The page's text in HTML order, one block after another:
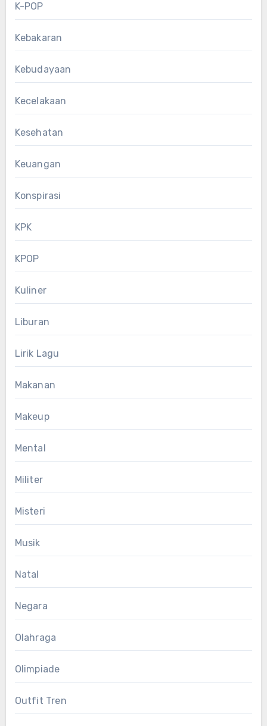
K-POP
Kebakaran
Kebudayaan
Kecelakaan
Kesehatan
Keuangan
Konspirasi
KPK
KPOP
Kuliner
Liburan
Lirik Lagu
Makanan
Makeup
Mental
Militer
Misteri
Musik
Natal
Negara
Olahraga
Olimpiade
Outfit Tren